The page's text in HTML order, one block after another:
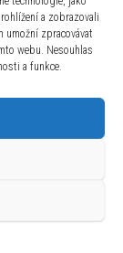
a zobrazovali
umožní zpracovávat
webu. Nesouhlas
a funkce.
Shop